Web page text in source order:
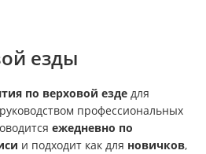
езды
по верховой езде для
профессиональных
ежедневно по
и подходит как для новичков,